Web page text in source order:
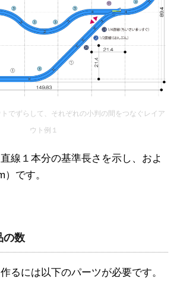
でずらして、それぞれの小判の間をつなぐレイア
ウト例１
線１本分の基準長さを示し、およ
です。
の数
るには以下のパーツが必要です。